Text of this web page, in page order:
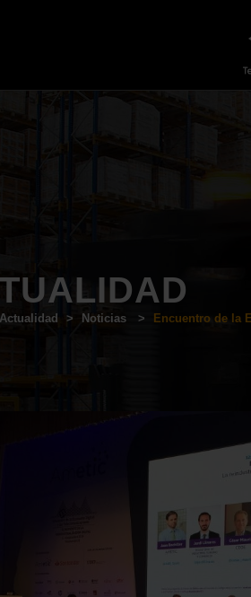
Actualidad > Noticias > Encuentro de la